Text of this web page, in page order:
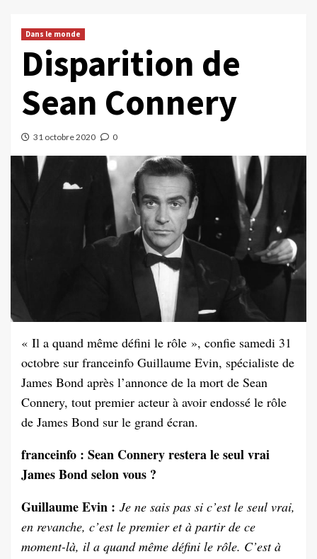
Dans le monde
Disparition de
Sean Connery
31 octobre 2020 0
« Il a quand même défini le rôle », confie samedi 31
octobre sur franceinfo Guillaume Evin, spécialiste de
James Bond après l’annonce de la mort de Sean
Connery, tout premier acteur à avoir endossé le rôle
de James Bond sur le grand écran.
franceinfo : Sean Connery restera le seul vrai
James Bond selon vous ?
Guillaume Evin : Je ne sais pas si c’est le seul vrai,
en revanche, c’est le premier et à partir de ce
moment-là, il a quand même défini le rôle. C’est à